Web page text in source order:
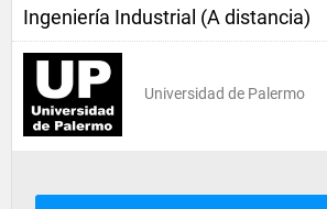
Ingeniería Industrial (A distancia)
Universidad de Palermo